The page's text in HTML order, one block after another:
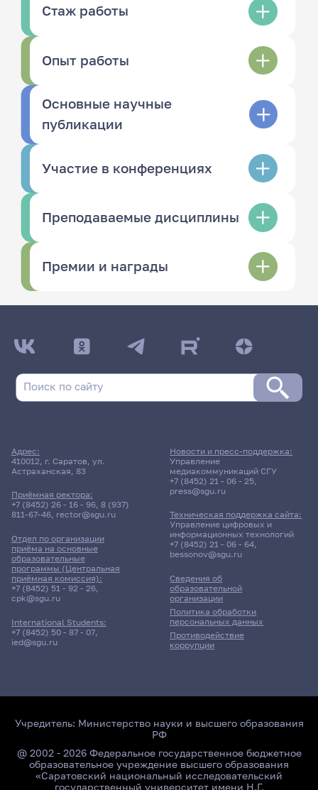
Стаж работы
Опыт работы
Основные научные
публикации
Участие в конференциях
Преподаваемые дисциплины
Премии и награды
Адрес:
410012, г. Саратов, ул.
Астраханская, 83
Приёмная ректора:
+7 (8452) 26 - 16 - 96, 8 (937)
811-67-46, rector@sgu.ru
Отдел по организации
приёма на основные
образовательные
программы (Центральная
приёмная комиссия):
+7 (8452) 51 - 92 - 26,
cpk@sgu.ru
International Students:
+7 (8452) 50 - 87 - 07,
ied@sgu.ru
Сведения об
образовательной
организации
Политика обработки
персональных данных
Противодействие
коррупции
Новости и пресс-поддержка:
Управление
медиакоммуникаций СГУ
+7 (8452) 21 - 06 - 25,
press@sgu.ru
Техническая поддержка сайта:
Управление цифровых и
информационных технологий
+7 (8452) 21 - 06 - 64,
bessonov@sgu.ru
Учредитель: Министерство науки и высшего образования
РФ
@ 2002 - 2026 Федеральное государственное бюджетное
образовательное учреждение высшего образования
«Саратовский национальный исследовательский
государственный университет имени Н.Г.